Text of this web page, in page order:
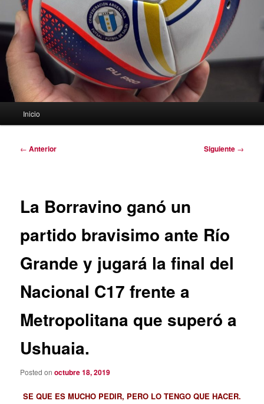
Inicio
Navegación
← Anterior Siguiente →
La Borravino ganó un
partido bravisimo ante Río
Grande y jugará la final del
Nacional C17 frente a
Metropolitana que superó a
Ushuaia.
Posted onoctubre 18, 2019
SE QUE ES MUCHO PEDIR, PERO LO TENGO QUE HACER.